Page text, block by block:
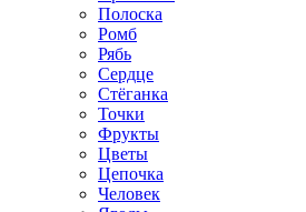
Полоска
Ромб
Рябь
Сердце
Стёганка
Точки
Фрукты
Цветы
Цепочка
Человек